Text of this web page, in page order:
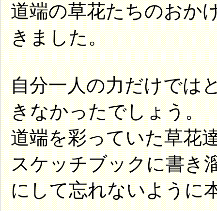
道端の草花たちのおか
きました。
自分一人の力だけでは
きなかったでしょう。
道端を彩っていた草花
スケッチブックに書き
にして忘れないように